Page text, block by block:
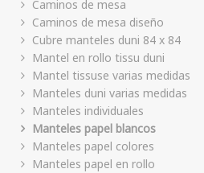
Caminos de mesa
Caminos de mesa diseño
Cubre manteles duni 84 x 84
Mantel en rollo tissu duni
Mantel tissuse varias medidas
Manteles duni varias medidas
Manteles individuales
Manteles papel blancos
Manteles papel colores
Manteles papel en rollo